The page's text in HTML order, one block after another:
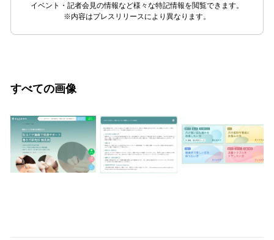
イベント・記者会見の情報など様々な特記情報を閲覧できます。
※内容はプレスリリースにより異なります。
すべての画像